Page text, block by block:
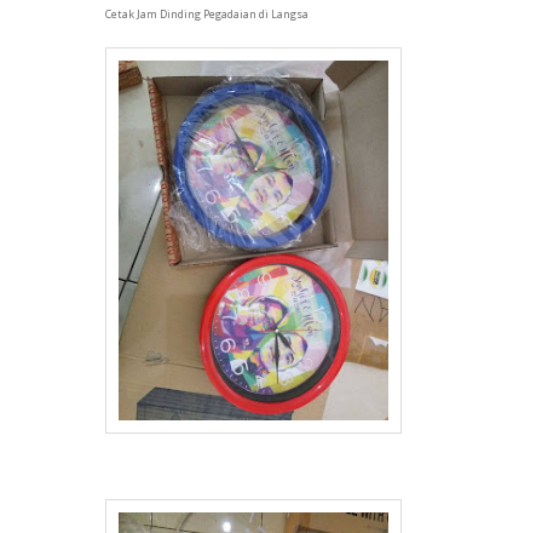
Cetak Jam Dinding Pegadaian di Langsa